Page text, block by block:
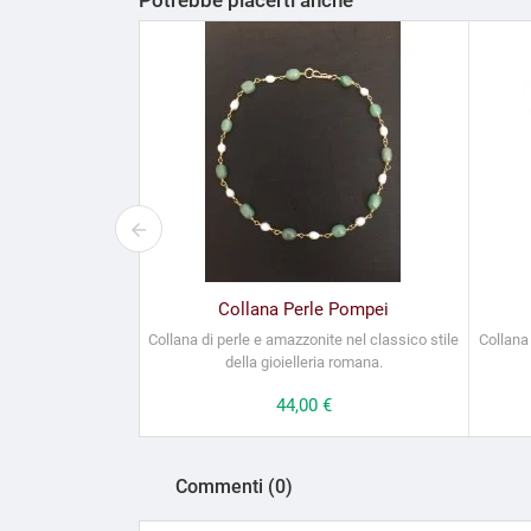
Collana Perle Pompei
Collana di perle e amazzonite nel classico stile
della gioielleria romana.
Prezzo
44,00 €
Commenti (0)